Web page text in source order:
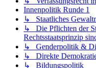
Innenpolitik Runde 1
↳ Staatliches
↳ Die Pflichten der
Rechtsstaatsprinzip
↳ Genderpolitik &
↳ Direkte
↳ Bildungspolitik